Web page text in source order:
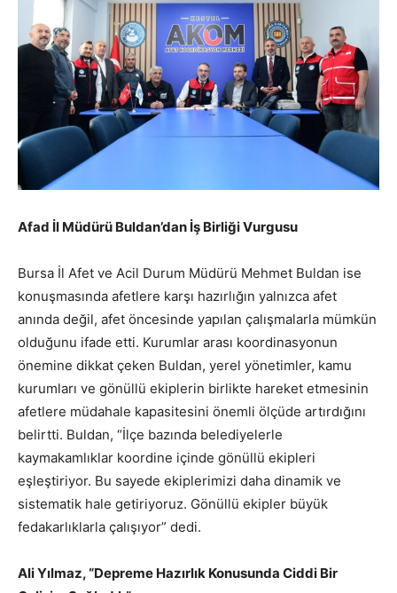
Afad İl Müdürü Buldan’dan İş Birliği Vurgusu
Bursa İl Afet ve Acil Durum Müdürü Mehmet Buldan ise
konuşmasında afetlere karşı hazırlığın yalnızca afet
anında değil, afet öncesinde yapılan çalışmalarla mümkün
olduğunu ifade etti. Kurumlar arası koordinasyonun
önemine dikkat çeken Buldan, yerel yönetimler, kamu
kurumları ve gönüllü ekiplerin birlikte hareket etmesinin
afetlere müdahale kapasitesini önemli ölçüde artırdığını
belirtti. Buldan, “İlçe bazında belediyelerle
kaymakamlıklar koordine içinde gönüllü ekipleri
eşleştiriyor. Bu sayede ekiplerimizi daha dinamik ve
sistematik hale getiriyoruz. Gönüllü ekipler büyük
fedakarlıklarla çalışıyor” dedi.
Ali Yılmaz, “Depreme Hazırlık Konusunda Ciddi Bir